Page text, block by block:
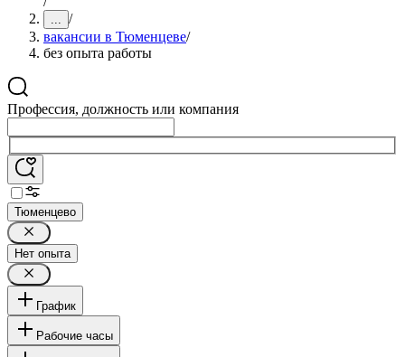
... /
вакансии в Тюменцеве/
без опыта работы
Профессия, должность или компания
Тюменцево
Нет опыта
График
Рабочие часы